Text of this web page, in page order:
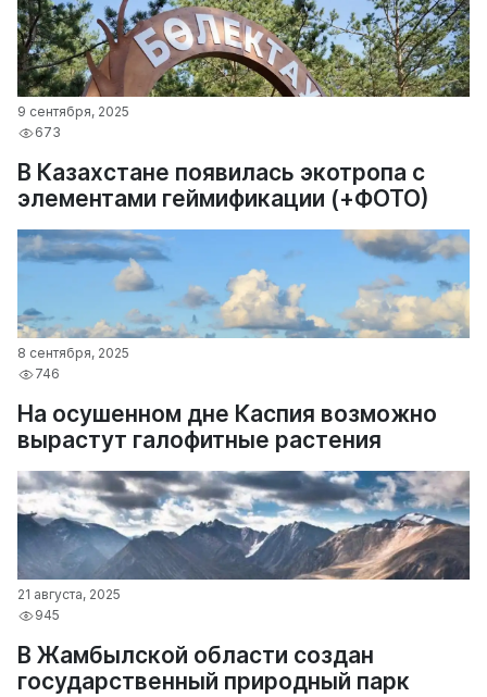
9 сентября, 2025
673
В Казахстане появилась экотропа с
элементами геймификации (+ФОТО)
8 сентября, 2025
746
На осушенном дне Каспия возможно
вырастут галофитные растения
21 августа, 2025
945
В Жамбылской области создан
государственный природный парк